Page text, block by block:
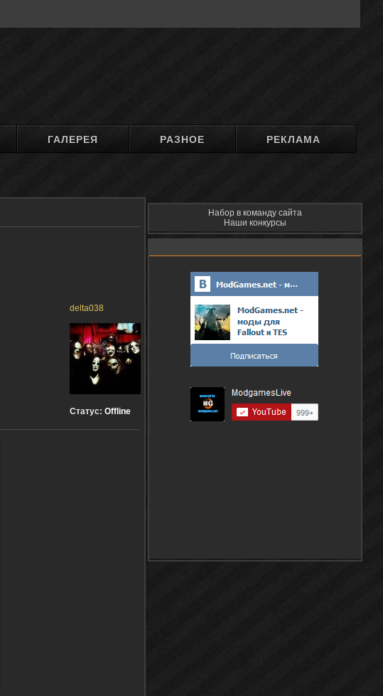
ГАЛЕРЕЯ РАЗНОЕ РЕКЛАМА
delta038
Статус: Offline
Набор в команду сайта
Наши конкурсы